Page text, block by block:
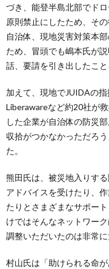
づき、能登半島北部でド
原則禁止にしたため、そ
自治体、現地災害対策本
ため、冒頭でも嶋本氏が
話、要請を引き出したこと
加えて、現地でJUIDAの
Liberawareなど約20社が
した企業が自治体の防災
収拾がつかなかっただろ
た。
熊田氏は、被災地入りす
アドバイスを受けたり、
たりとさまざまなサポー
けではそんなネットワー
調整いただいたのは非常に
村山氏は「助けられる命